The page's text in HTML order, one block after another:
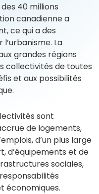
40 millions
canadienne a
ce qui a des
La
grandes régions
collectivités de toutes
et aux possibilités
sont
de logements,
d’un plus large
d’équipements et de
sociales,
économiques.